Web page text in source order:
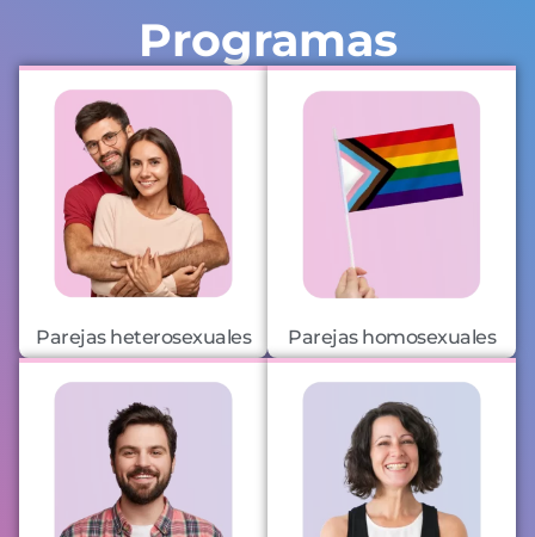
Programas
Parejas heterosexuales Parejas homosexuales